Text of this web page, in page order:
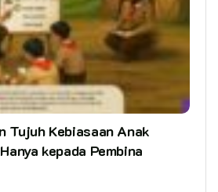
Tujuh Kebiasaan Anak
kepada Pembina